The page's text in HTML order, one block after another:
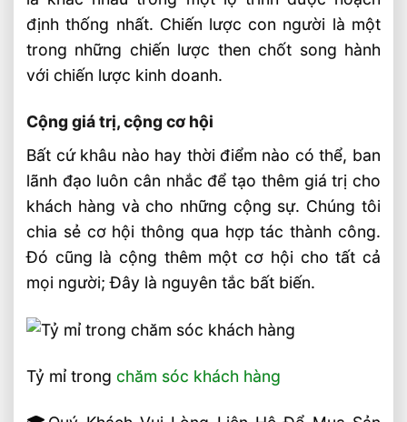
định thống nhất. Chiến lược con người là một
trong những chiến lược then chốt song hành
với chiến lược kinh doanh.
Cộng giá trị, cộng cơ hội
Bất cứ khâu nào hay thời điểm nào có thể, ban
lãnh đạo luôn cân nhắc để tạo thêm giá trị cho
khách hàng và cho những cộng sự. Chúng tôi
chia sẻ cơ hội thông qua hợp tác thành công.
Đó cũng là cộng thêm một cơ hội cho tất cả
mọi người; Đây là nguyên tắc bất biến.
Tỷ mỉ trongchăm sóc khách hàng